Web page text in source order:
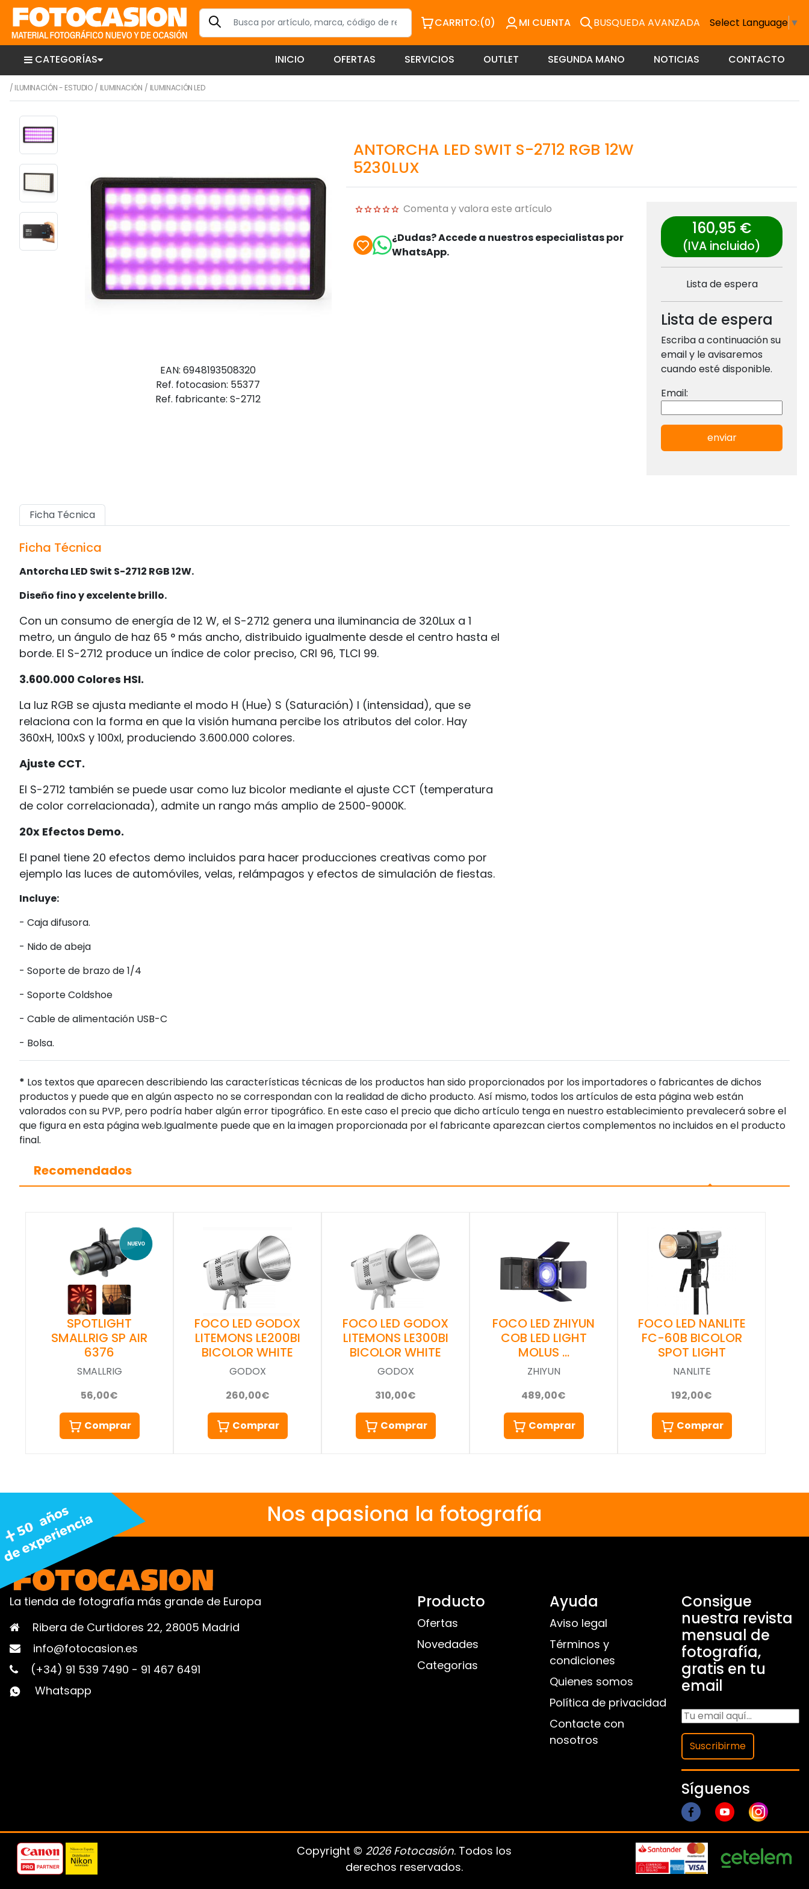
CARRITO:(0) MI CUENTA BUSQUEDA AVANZADA Select Language ▼
CATEGORÍAS INICIO OFERTAS SERVICIOS OUTLET SEGUNDA MANO NOTICIAS CONTACTO
/ ILUMINACIÓN - ESTUDIO/ ILUMINACIÓN / ILUMINACIÓN LED
EAN: 6948193508320
Ref. fotocasion: 55377
Ref. fabricante: S-2712
ANTORCHA LED SWIT S-2712 RGB 12W
5230LUX
Comenta y valora este artículo
¿Dudas? Accede a nuestros especialistas por
WhatsApp.
160,95 €
(IVA incluido)
Lista de espera
Lista de espera
Escriba a continuación su
email y le avisaremos
cuando esté disponible.
Email:
enviar
Ficha Técnica
Ficha Técnica
Antorcha LED Swit S-2712 RGB 12W.
Diseño fino y excelente brillo.
Con un consumo de energía de 12 W, el S-2712 genera una iluminancia de 320Lux a 1
metro, un ángulo de haz 65 ° más ancho, distribuido igualmente desde el centro hasta el
borde. El S-2712 produce un índice de color preciso, CRI 96, TLCI 99.
3.600.000 Colores HSI.
La luz RGB se ajusta mediante el modo H (Hue) S (Saturación) I (intensidad), que se
relaciona con la forma en que la visión humana percibe los atributos del color. Hay
360xH, 100xS y 100xI, produciendo 3.600.000 colores.
Ajuste CCT.
El S-2712 también se puede usar como luz bicolor mediante el ajuste CCT (temperatura
de color correlacionada), admite un rango más amplio de 2500-9000K.
20x Efectos Demo.
El panel tiene 20 efectos demo incluidos para hacer producciones creativas como por
ejemplo las luces de automóviles, velas, relámpagos y efectos de simulación de fiestas.
Incluye:
- Caja difusora.
- Nido de abeja
- Soporte de brazo de 1/4
- Soporte Coldshoe
- Cable de alimentación USB-C
- Bolsa.
* Los textos que aparecen describiendo las características técnicas de los productos han sido proporcionados por los importadores o fabricantes de dichos
productos y puede que en algún aspecto no se correspondan con la realidad de dicho producto. Así mismo, todos los artículos de esta página web están
valorados con su PVP, pero podría haber algún error tipográfico. En este caso el precio que dicho artículo tenga en nuestro establecimiento prevalecerá sobre el
que figura en esta página web.Igualmente puede que en la imagen proporcionada por el fabricante aparezcan ciertos complementos no incluidos en el producto
final.
Recomendados
SPOTLIGHT
SMALLRIG SP AIR
6376
SMALLRIG
56,00€
Comprar
FOCO LED GODOX
LITEMONS LE200BI
BICOLOR WHITE
GODOX
260,00€
Comprar
FOCO LED GODOX
LITEMONS LE300BI
BICOLOR WHITE
GODOX
310,00€
Comprar
FOCO LED ZHIYUN
COB LED LIGHT
MOLUS …
ZHIYUN
489,00€
Comprar
FOCO LED NANLITE
FC-60B BICOLOR
SPOT LIGHT
NANLITE
192,00€
Comprar
Nos apasiona la fotografía
La tienda de fotografía más grande de Europa
Ribera de Curtidores 22, 28005 Madrid
info@fotocasion.es
(+34) 91 539 7490 - 91 467 6491
Whatsapp
Producto
Ofertas
Novedades
Categorias
Ayuda
Aviso legal
Términos y
condiciones
Quienes somos
Política de privacidad
Contacte con
nosotros
Consigue
nuestra revista
mensual de
fotografía,
gratis en tu
email
Suscribirme
Síguenos
Copyright © 2026 Fotocasión. Todos los
derechos reservados.